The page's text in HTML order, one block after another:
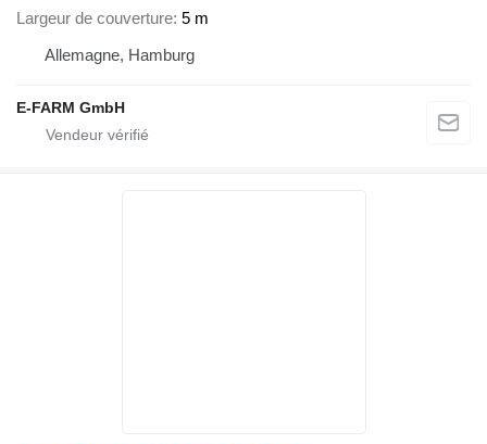
Largeur de couverture 5 m
Allemagne, Hamburg
E-FARM GmbH